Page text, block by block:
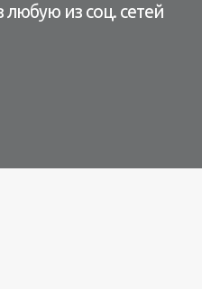
любую из соц. сетей